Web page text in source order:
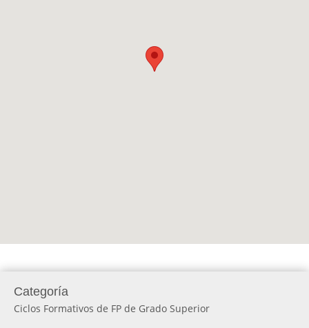
Categoría
Ciclos Formativos de FP de Grado Superior